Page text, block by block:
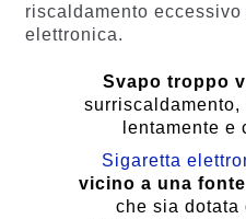
riscaldamento
elettronica.
Svapo troppo
surriscaldamento,
lentamente e
Sigaretta
vicino a una
che sia dotata